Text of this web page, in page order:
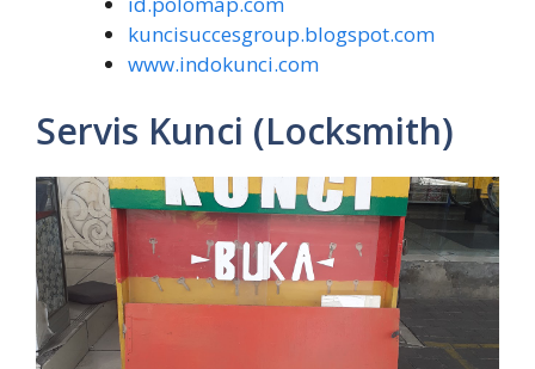
kuncisuccesgroup.blogspot.com
www.indokunci.com
Servis Kunci (Locksmith)